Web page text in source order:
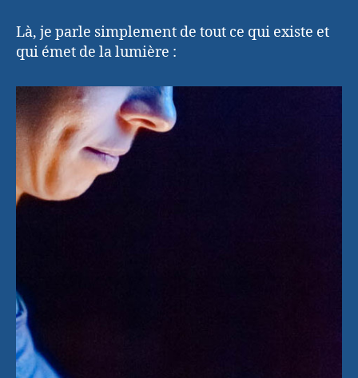
Là, je parle simplement de tout ce qui existe et
qui émet de la lumière :